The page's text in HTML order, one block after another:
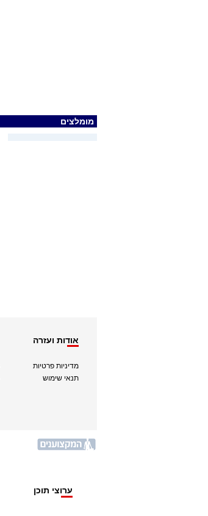
מומלצים
אודות ועזרה
מדיניות פרטיות
תנאי שימוש
ערוצי תוכן